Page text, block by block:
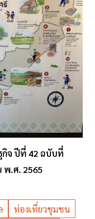
จ ปีที่ 42 ฉบับที่
พ.ศ. 2565
ท่องเที่ยวชุมชน